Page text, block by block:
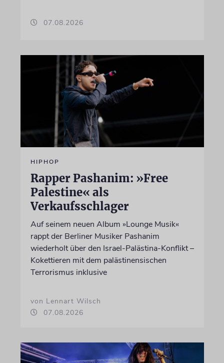
07.08.2026
HIPHOP
Rapper Pashanim: »Free
Palestine« als
Verkaufsschlager
Auf seinem neuen Album »Lounge Musik«
rappt der Berliner Musiker Pashanim
wiederholt über den Israel-Palästina-Konflikt –
Kokettieren mit dem palästinensischen
Terrorismus inklusive
von Lennart Wilsch
07.08.2026